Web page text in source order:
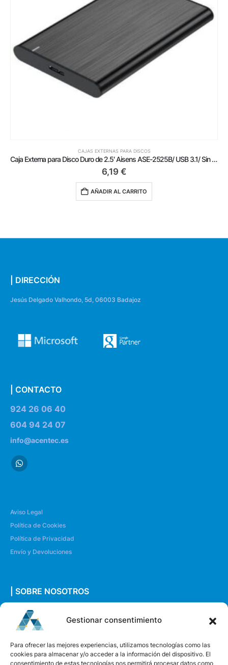
Gestionar consentimiento
Para ofrecer las mejores experiencias, utilizamos tecnologías como las
cookies para almacenar y/o acceder a la información del dispositivo. El
consentimiento de estas tecnologías nos permitirá procesar datos como
CAJAS EXTERNAS PARA DISCOS
Caja Externa para Disco Duro de 2.5′ Aisens ASE-2525B/ USB 3.1/ Sin tornillos
6,19 €
AÑADIR AL CARRITO
| DIRECCIÓN
Jesús Delgado Valhondo, 5d, 06003 Badajoz
| CONTACTO
924 26 06 40
604 94 24 07
info@acentec.es
Aviso Legal
Política de Cookies
Política de Privacidad
Envío y Devoluciones
| SOBRE NOSOTROS
Quiénes somos
Envíanos un mensaje